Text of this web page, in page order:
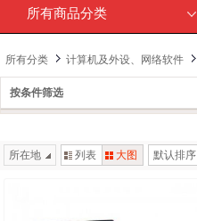
所有商品分类
所有分类 计算机及外设、网络软件
按条件筛选
所在地 列表 大图 默认排序